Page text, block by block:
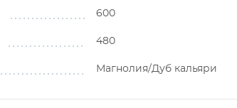
600
480
Магнолия/Дуб кальяри